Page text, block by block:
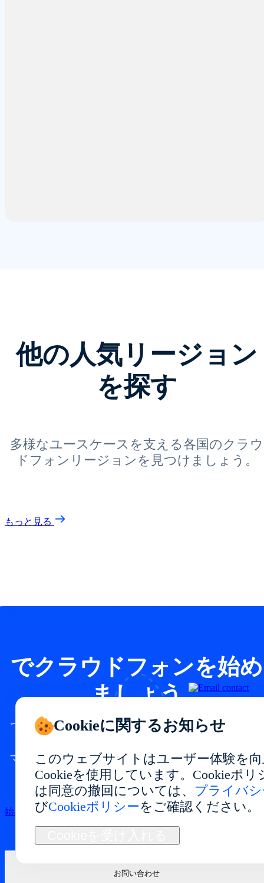
他の人気リージョン
を探す
多様なユースケースを支える各国のクラウ
ドフォンリージョンを見つけましょう。
もっと見る
でクラウドフォンを始め
ましょう
で安定したパフォーマンスと柔軟な利用が
マルチアカウント管理、アプリテスト、自
動化、長期運用に最適です。
始める
お問い合わせ
Cookieに関するお知らせ
このウェブサイトはユーザー体験を
Cookieを使用しています。Cookieポリ
は同意の撤回については、 プライバ
びCookieポリシーをご確認ください。